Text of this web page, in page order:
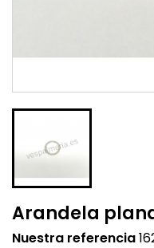
Arandela
Nuestra referencia